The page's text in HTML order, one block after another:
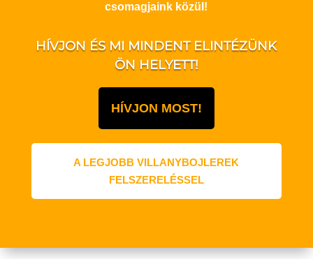
csomagjaink közül!
HÍVJON ÉS MI MINDENT ELINTÉZÜNK
ÖN HELYETT!
HÍVJON MOST!
A LEGJOBB VILLANYBOJLEREK
FELSZERELÉSSEL